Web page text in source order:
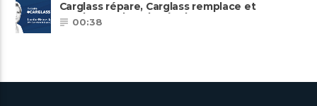
Carglass répare, Carglass remplace et
Carglass embauche également.
00:38